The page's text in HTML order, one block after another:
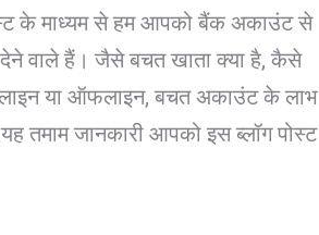
के माध्यम से हम आपको बैंक अकाउंट से
देने वाले हैं। जैसे बचत खाता क्या है, कैसे
या ऑफलाइन, बचत अकाउंट के लाभ
तमाम जानकारी आपको इस ब्लॉग पोस्ट